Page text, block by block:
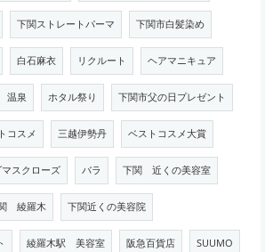
下関ストレートパーマ 下関市白髪染め
白石麻衣 リクルート ヘアマニキュア
温泉 ホタル祭り 下関市父の日プレゼント
コスメ 三越伊勢丹 ベストコスメ大賞
マスクローズ バラ 下関 近くの美容室
綾羅木 下関近くの美容院
綾羅木駅 美容室 阪急百貨店 SUUMO